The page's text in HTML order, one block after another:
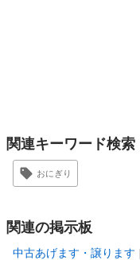
関連キーワード検索
おにぎり
関連の掲示板
中古あげます・譲ります